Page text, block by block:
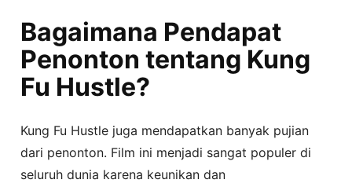
Bagaimana Pendapat
Penonton tentang Kung
Fu Hustle?
Kung Fu Hustle juga mendapatkan banyak pujian
dari penonton. Film ini menjadi sangat populer di
seluruh dunia karena keunikan dan